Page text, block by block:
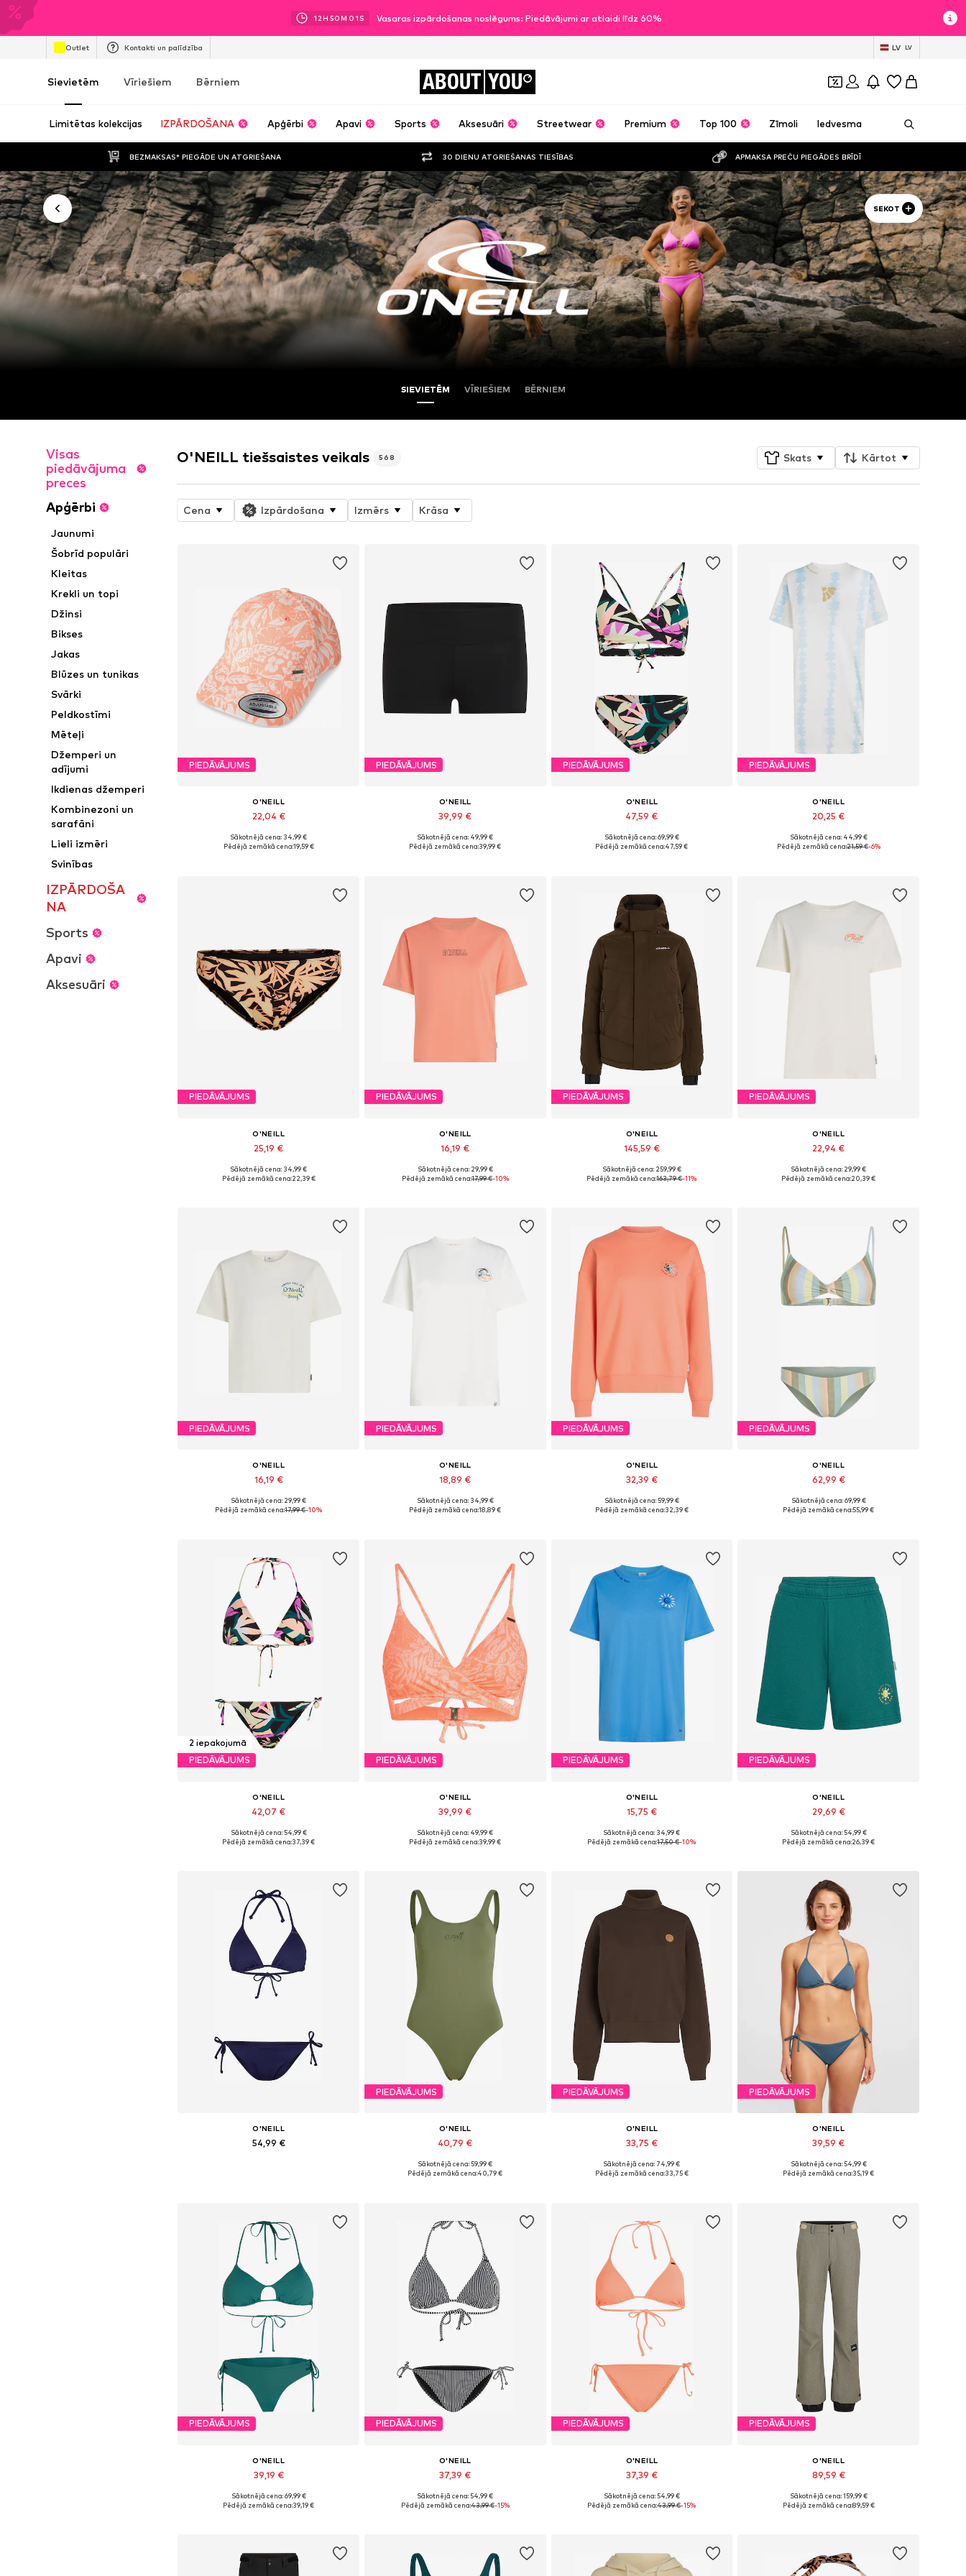
12H 49M 59 S Vasaras izpārdošanas noslēgums: Piedāvājumi ar atlaidi līdz 60%
Outlet Kontakti un palīdzība LV LV
Sievietēm Vīriešiem Bērniem ABOUT YOU
Limitētas kolekcijas IZPĀRDOŠANA Apģērbi Apavi Sports Aksesuāri Streetwear Premium Top 100 Zīmoli Iedvesma
BEZMAKSAS* PIEGĀDE UN ATGRIEŠANA 30 DIENU ATGRIEŠANAS TIESĪBAS APMAKSA PREČU PIEGĀDES BRĪDĪ
SEKOT
SIEVIETĒM VĪRIEŠIEM BĒRNIEM
Visas
piedāvājuma
preces
Apģērbi
Jaunumi
Šobrīd populāri
Kleitas
Krekli un topi
Džinsi
Bikses
Jakas
Blūzes un tunikas
Svārki
Peldkostīmi
Mēteļi
Džemperi un
adījumi
Ikdienas džemperi
Kombinezoni un
sarafāni
Lieli izmēri
Svinības
IZPĀRDOŠA
NA
Sports
Apavi
Aksesuāri
O'NEILL tiešsaistes veikals 568 Skats Kārtot
Cena Izpārdošana Izmērs Krāsa
PIEDĀVĀJUMS
O'NEILL
22,04 €
Pieejamie izmēri: 55-60
Sākotnējā cena: 34,99 €
Pēdējā zemākā cena:19,59 €
PIEDĀVĀJUMS
O'NEILL
39,99 €
Pieejamie izmēri: S, M, L, XL, XXL
Sākotnējā cena: 49,99 €
Pēdējā zemākā cena:39,99 €
PIEDĀVĀJUMS
O'NEILL
47,59 €
Pieejamie izmēri: XS, S, M, L, XL
Sākotnējā cena: 69,99 €
Pēdējā zemākā cena:47,59 €
PIEDĀVĀJUMS
O'NEILL
20,25 €
Pieejamie izmēri: 34, 36, 38, 40
Sākotnējā cena: 44,99 €
Pēdējā zemākā cena:21,59 €-6%
PIEDĀVĀJUMS
O'NEILL
25,19 €
Pieejamie izmēri: XS, S, M, L, XL, XXL
Sākotnējā cena: 34,99 €
Pēdējā zemākā cena:22,39 €
PIEDĀVĀJUMS
O'NEILL
16,19 €
Pieejamie izmēri: XS, S, M, L, XL
Sākotnējā cena: 29,99 €
Pēdējā zemākā cena:17,99 €-10%
PIEDĀVĀJUMS
O'NEILL
145,59 €
Pieejamie izmēri: XS, S, M, L
Sākotnējā cena: 259,99 €
Pēdējā zemākā cena:163,79 €-11%
PIEDĀVĀJUMS
O'NEILL
22,94 €
Pieejamie izmēri: XS, S, M, XL
Sākotnējā cena: 29,99 €
Pēdējā zemākā cena:20,39 €
PIEDĀVĀJUMS
O'NEILL
16,19 €
Pieejamie izmēri: XS, S, M, L, XL
Sākotnējā cena: 29,99 €
Pēdējā zemākā cena:17,99 €-10%
PIEDĀVĀJUMS
O'NEILL
18,89 €
Pieejamie izmēri: XS, S, M, L
Sākotnējā cena: 34,99 €
Pēdējā zemākā cena:18,89 €
PIEDĀVĀJUMS
O'NEILL
32,39 €
Pieejamie izmēri: XS, S, M, L, XL
Sākotnējā cena: 59,99 €
Pēdējā zemākā cena:32,39 €
PIEDĀVĀJUMS
O'NEILL
62,99 €
Pieejamie izmēri: XS, S, M, L, XL
Sākotnējā cena: 69,99 €
Pēdējā zemākā cena:55,99 €
2 iepakojumā
PIEDĀVĀJUMS
O'NEILL
42,07 €
Pieejamie izmēri: XS, S, M, L, XL
Sākotnējā cena: 54,99 €
Pēdējā zemākā cena:37,39 €
PIEDĀVĀJUMS
O'NEILL
39,99 €
Pieejamie izmēri: 70, 75, 75, 80, 80
Sākotnējā cena: 49,99 €
Pēdējā zemākā cena:39,99 €
PIEDĀVĀJUMS
O'NEILL
15,75 €
Pieejamie izmēri: XS, S, M, L
Sākotnējā cena: 34,99 €
Pēdējā zemākā cena:17,50 €-10%
PIEDĀVĀJUMS
O'NEILL
29,69 €
Pieejamie izmēri: 34, 36, 38, 40, 42
Sākotnējā cena: 54,99 €
Pēdējā zemākā cena:26,39 €
O'NEILL
54,99 €
PIEDĀVĀJUMS
O'NEILL
40,79 €
Pieejamie izmēri: XS, S, M, L, XL, XXL
Sākotnējā cena: 59,99 €
Pēdējā zemākā cena:40,79 €
PIEDĀVĀJUMS
O'NEILL
33,75 €
Pieejamie izmēri: XS, M, L, XL
Sākotnējā cena: 74,99 €
Pēdējā zemākā cena:33,75 €
PIEDĀVĀJUMS
O'NEILL
39,59 €
Pieejamie izmēri: S, M, L, XL, XXL
Sākotnējā cena: 54,99 €
Pēdējā zemākā cena:35,19 €
PIEDĀVĀJUMS
O'NEILL
39,19 €
Pieejamie izmēri: XS, S, M, L, XL
Sākotnējā cena: 69,99 €
Pēdējā zemākā cena:39,19 €
PIEDĀVĀJUMS
O'NEILL
37,39 €
Pieejamie izmēri: XS, S, M, L, XL
Sākotnējā cena: 54,99 €
Pēdējā zemākā cena:43,99 €-15%
PIEDĀVĀJUMS
O'NEILL
37,39 €
Pieejamie izmēri: XS, S, M, L, XL
Sākotnējā cena: 54,99 €
Pēdējā zemākā cena:43,99 €-15%
PIEDĀVĀJUMS
O'NEILL
89,59 €
Pieejamie izmēri: XS, S, M, L, XL
Sākotnējā cena: 159,99 €
Pēdējā zemākā cena:89,59 €